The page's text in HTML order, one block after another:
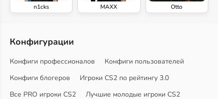
n1cks MAXX Otto
Конфигурации
Конфиги профессионалов
Конфиги пользователей
Конфиги блогеров
Игроки CS2 по рейтингу 3.0
Все PRO игроки CS2
Лучшие молодые игроки CS2